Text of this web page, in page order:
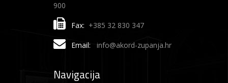
900
Fax: +385 32 830 347
Email: info@akord-zupanja.hr
Navigacija